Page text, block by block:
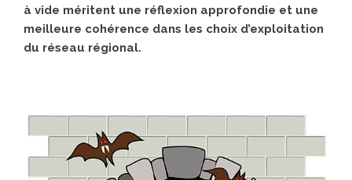
à vide méritent une réflexion approfondie et une
meilleure cohérence dans les choix d’exploitation
du réseau régional.